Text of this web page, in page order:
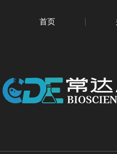
首页